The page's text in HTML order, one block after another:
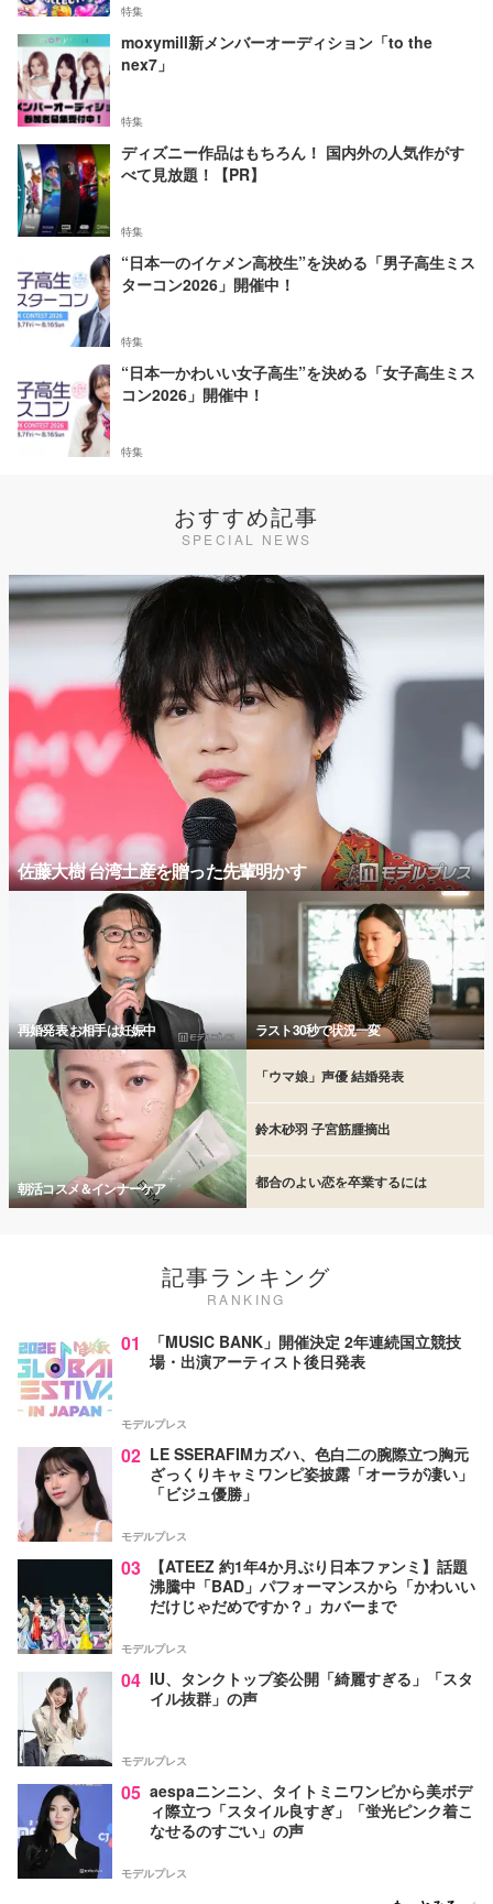
特集
moxymill新メンバーオーディション「to the
nex7」
特集
ディズニー作品はもちろん！ 国内外の人気作がす
べて見放題！【PR】
特集
“日本一のイケメン高校生”を決める「男子高生ミス
ターコン2026」開催中！
特集
“日本一かわいい女子高生”を決める「女子高生ミス
コン2026」開催中！
特集
おすすめ記事
SPECIAL NEWS
佐藤大樹 台湾土産を贈った先輩明かす
再婚発表 お相手は妊娠中 ラスト30秒で状況一変
朝活コスメ＆インナーケア
「ウマ娘」声優 結婚発表
鈴木砂羽 子宮筋腫摘出
都合のよい恋を卒業するには
記事ランキング
RANKING
01
「MUSIC BANK」開催決定 2年連続国立競技
場・出演アーティスト後日発表
モデルプレス
02 LE SSERAFIMカズハ、色白二の腕際立つ胸元
ざっくりキャミワンピ姿披露「オーラが凄い」
「ビジュ優勝」
モデルプレス
03
【ATEEZ 約1年4か月ぶり日本ファンミ】話題
沸騰中「BAD」パフォーマンスから「かわいい
だけじゃだめですか？」カバーまで
モデルプレス
04 IU、タンクトップ姿公開「綺麗すぎる」「スタ
イル抜群」の声
モデルプレス
05 aespaニンニン、タイトミニワンピから美ボデ
ィ際立つ「スタイル良すぎ」「蛍光ピンク着こ
なせるのすごい」の声
モデルプレス